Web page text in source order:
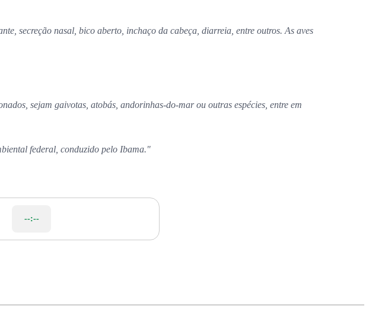
secreção nasal, bico aberto, inchaço da cabeça, diarreia, entre outros. As aves
sejam gaivotas, atobás, andorinhas-do-mar ou outras espécies, entre em
federal, conduzido pelo Ibama."
--:--